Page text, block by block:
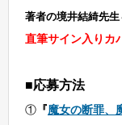
著者の境井結綺先
直筆サイン入りカ
■応募方法
① 『魔女の断罪、